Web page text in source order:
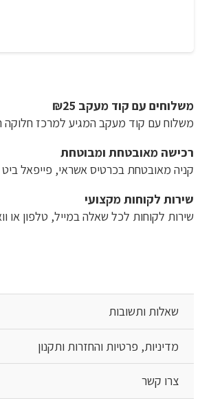
משלוחים עם קוד מעקב ₪25
משלוח​ עם קוד מעקב המגיע למרכז חלוקה
רכישה​ ​מאובטחת ומבוטחת
קניה מאובטחת בכרטיס אשראי, פייפאל ביט
שירות לקוחות מקצועי
שירות לקוחות לכל שאלה במייל, טלפון או
שאלות ותשובות
מדיניות, פרטיות והחזרות ותקנון
צרו קשר